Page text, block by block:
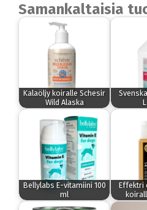
Samankaltaisia
Kalaöljy koiralle Schesir
Wild Alaska
Bellylabs E-vitamiini 100
ml
Effektri